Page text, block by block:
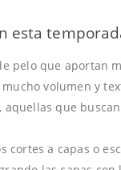
esta
pelo que aportan
volumen y
que
a capas o